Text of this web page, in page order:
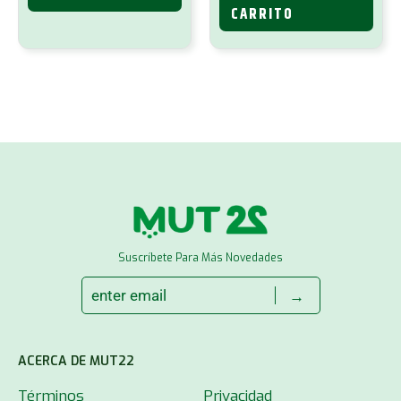
CARRITO
Suscríbete Para Más Novedades
→
ACERCA DE MUT22
Términos Privacidad